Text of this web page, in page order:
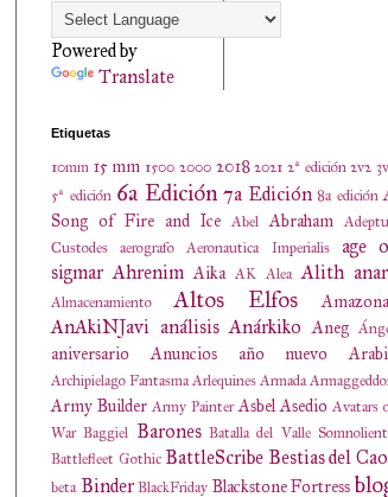
Powered by
Translate
Etiquetas
10mm 15 mm 1500 2000 2018 2021 2ª edición 2v2
5ª edición 6a Edición 7a Edición 8a edición
Song of Fire and Ice Abel Abraham
Custodes
aerografo Aeronautica Imperialis
age
sigmar Ahrenim Aika AK Alea Alith
Almacenamiento Altos Elfos
AnAkiNJavi análisis Anárkiko Aneg
aniversario Anuncios año nuevo
Archipielago FantasmaArlequinesArmada
Army Builder Army Painter Asbel Asedio Avatars
War Baggiel Barones Batalla del Valle
Battlefleet Gothic BattleScribe Bestias del
beta Binder BlackFriday Blackstone Fortress